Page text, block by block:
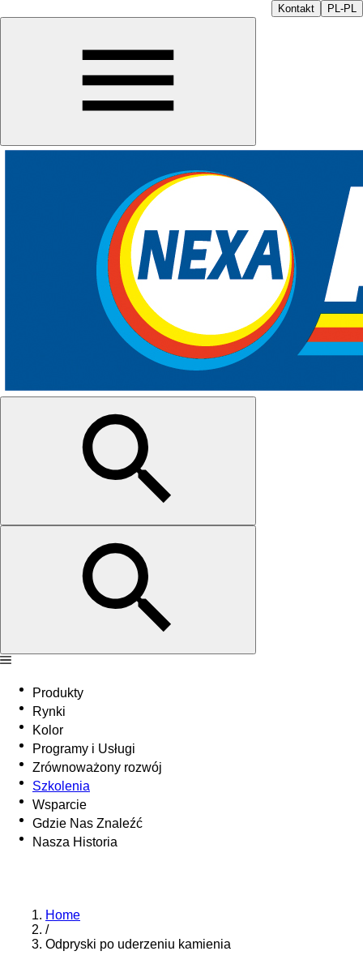
Kontakt PL-PL
Produkty
Rynki
Kolor
Programy i Usługi
Zrównoważony rozwój
Szkolenia
Wsparcie
Gdzie Nas Znaleźć
Nasza Historia
Home
/
Odpryski po uderzeniu kamienia